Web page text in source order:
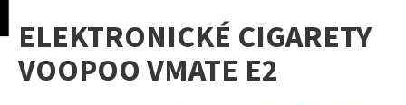
Přejít
obsah
ELEKTRONICKÉ CIGARETY
VOOPOO VMATE E2
o Zpět
Zpět